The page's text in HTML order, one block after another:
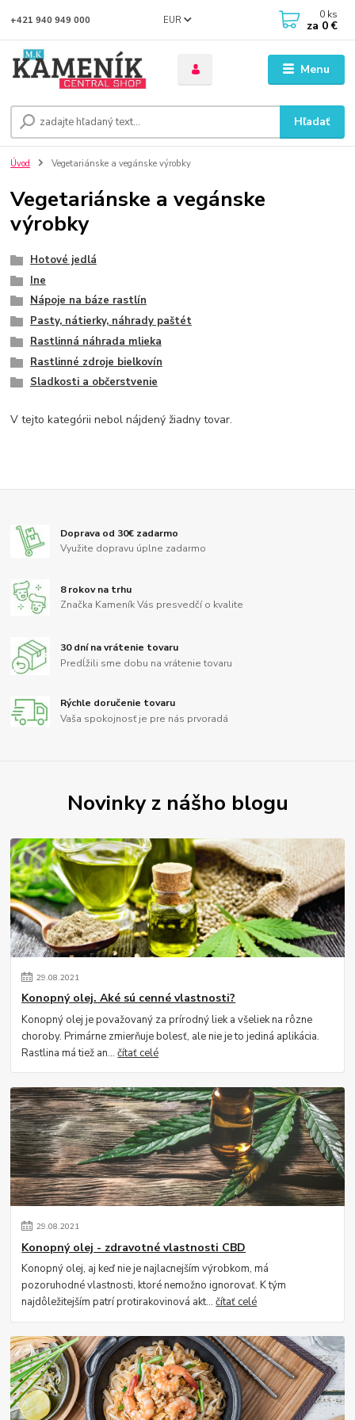
Menu
EUR
Hľadať
+421 940 949 000 0 ks
za 0 €
Úvod Vegetariánske a vegánske výrobky
Vegetariánske a vegánske
výrobky
Hotové jedlá
Ine
Nápoje na báze rastlín
Pasty, nátierky, náhrady paštét
Rastlinná náhrada mlieka
Rastlinné zdroje bielkovín
Sladkosti a občerstvenie
V tejto kategórii nebol nájdený žiadny tovar.
Doprava od 30€ zadarmo
Využite dopravu úplne zadarmo
8 rokov na trhu
Značka Kameník Vás presvedčí o kvalite
30 dní na vrátenie tovaru
Predĺžili sme dobu na vrátenie tovaru
Rýchle doručenie tovaru
Vaša spokojnosť je pre nás prvoradá
Novinky z nášho blogu
29.08.2021
Konopný olej. Aké sú cenné vlastnosti?
Konopný olej je považovaný za prírodný liek a všeliek na rôzne
choroby. Primárne zmierňuje bolesť, ale nie je to jediná aplikácia.
Rastlina má tiež an...čítať celé
29.08.2021
Konopný olej - zdravotné vlastnosti CBD
Konopný olej, aj keď nie je najlacnejším výrobkom, má
pozoruhodné vlastnosti, ktoré nemožno ignorovať. K tým
najdôležitejším patrí protirakovinová akt...čítať celé